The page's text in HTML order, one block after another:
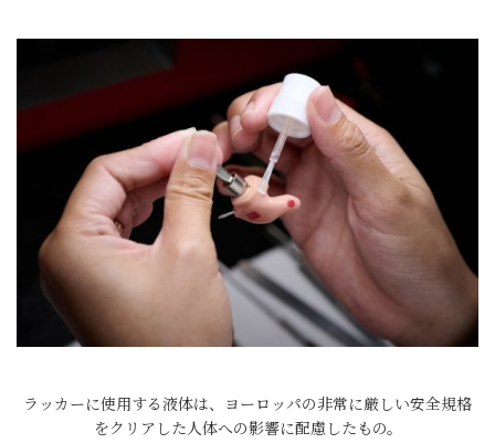
ラッカーに使用する液体は、ヨーロッパの非常に厳しい安全規格
をクリアした人体への影響に配慮したもの。